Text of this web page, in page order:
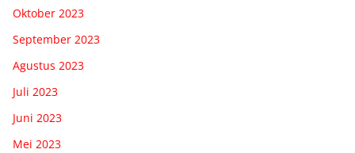
Oktober 2023
September 2023
Agustus 2023
Juli 2023
Juni 2023
Mei 2023